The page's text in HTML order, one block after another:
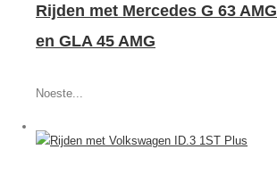
Rijden met Mercedes G 63 AMG
en GLA 45 AMG
Noeste...